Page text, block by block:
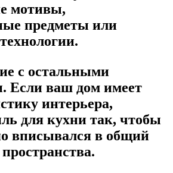
мотивы,
предметы или
с остальными
Если ваш дом имеет
интерьера,
для кухни так, чтобы
вписывался в общий